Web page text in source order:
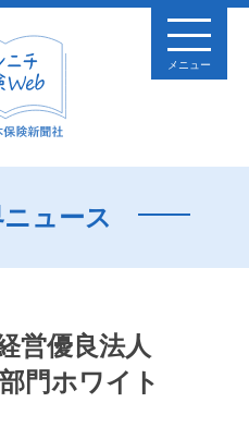
メニュー
ュース
営優良法人
門ホワイト